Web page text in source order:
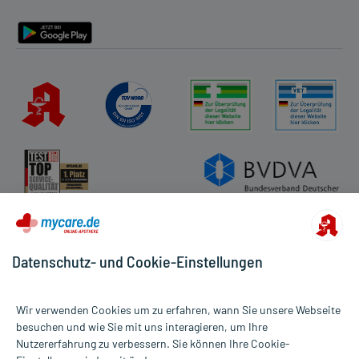
Alle Preise gelten inkl. MwSt., ggf. zzgl. Versandkosten
Datenschutz- und Cookie-Einstellungen
Wir verwenden Cookies um zu erfahren, wann Sie unsere Webseite
besuchen und wie Sie mit uns interagieren, um Ihre
Nutzererfahrung zu verbessern. Sie können Ihre Cookie-